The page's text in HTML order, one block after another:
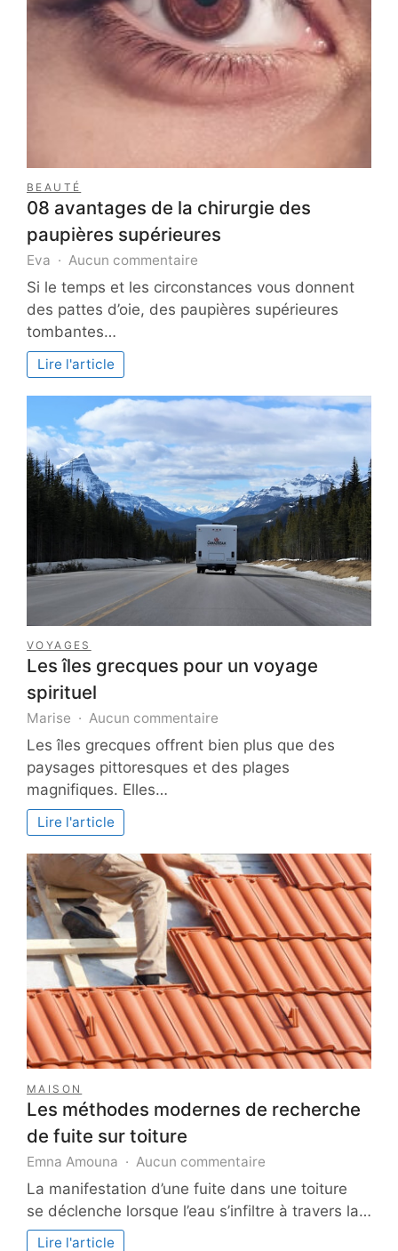
BEAUTÉ
08 avantages de la chirurgie des
paupières supérieures
Eva Aucun commentaire
08
avantages
de
paupières
supérieures
Si le temps et les circonstances vous donnent
des pattes d’oie, des paupières supérieures
tombantes…
Lire l'article
VOYAGES
Les îles grecques pour un voyage
spirituel
Marise Aucun commentaire
Les
îles
grecques
spirituel
Les îles grecques offrent bien plus que des
paysages pittoresques et des plages
magnifiques. Elles…
Lire l'article
MAISON
Les méthodes modernes de recherche
de fuite sur toiture
Emna Amouna Aucun commentaire
méthodes
modernes
La manifestation d’une fuite dans une toiture
se déclenche lorsque l’eau s’infiltre à travers la…
Lire l'article